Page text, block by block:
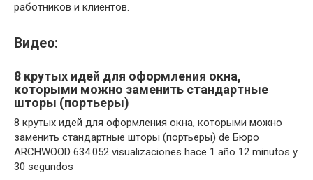
работников и клиентов.
Видео:
8 крутых идей для оформления окна,
которыми можно заменить стандартные
шторы (портьеры)
8 крутых идей для оформления окна, которыми можно
заменить стандартные шторы (портьеры) de Бюро
ARCHWOOD 634.052 visualizaciones hace 1 año 12 minutos y
30 segundos